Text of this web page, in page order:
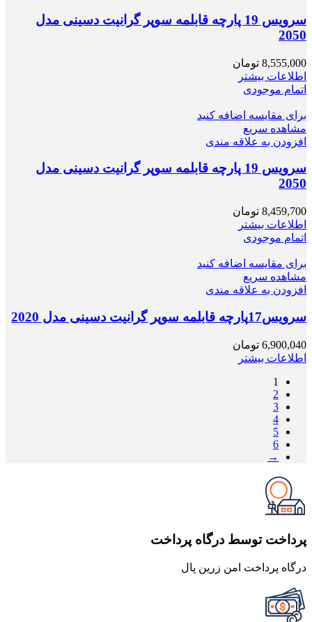
سرویس 19 پارچه قابلمه سوپر گرانيت دسینی مدل
2050
8,555,000 تومان
اطلاعات بیشتر
اتمام موجودی
برای مقایسه اضافه کنید
مشاهده سریع
افزودن به علاقه مندی
سرویس 19 پارچه قابلمه سوپر گرانيت دسینی مدل
2050
8,459,700 تومان
اطلاعات بیشتر
اتمام موجودی
برای مقایسه اضافه کنید
مشاهده سریع
افزودن به علاقه مندی
سرویس17پارچه قابلمه سوپر گرانيت دسینی مدل 2020
6,900,040 تومان
اطلاعات بیشتر
1
2
3
4
5
6
→
پرداخت توسط درگاه پرداخت
درگاه پرداخت امن زرین پال